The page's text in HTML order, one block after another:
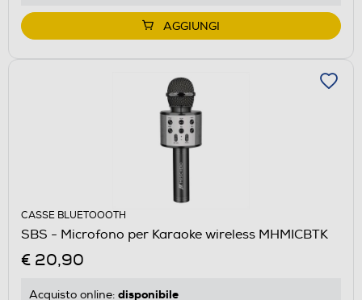
AGGIUNGI
CASSE BLUETOOOTH
SBS - Microfono per Karaoke wireless MHMICBTK
€ 20,90
Acquisto online: disponibile